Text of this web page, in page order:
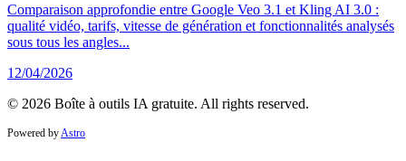
Comparaison approfondie entre Google Veo 3.1 et Kling AI 3.0 :
qualité vidéo, tarifs, vitesse de génération et fonctionnalités analysés
sous tous les angles...
12/04/2026
© 2026 Boîte à outils IA gratuite. All rights reserved.
Powered byAstro